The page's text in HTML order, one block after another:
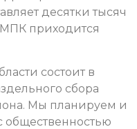
десятки тысяч
приходится
состоит в
сбора
Мы планируем и
общественностью